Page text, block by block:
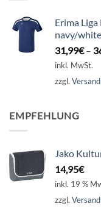
Erima
navy/white
31,99€–
inkl. MwSt.
zzgl.
EMPFEHLUNG
Jako
14,95€
inkl. 19 %
zzgl.